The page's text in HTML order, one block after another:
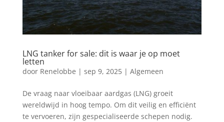
LNG tanker for sale: dit is waar je op moet
letten
door Renelobbe | sep 9, 2025| Algemeen
De vraag naar vloeibaar aardgas (LNG) groeit
wereldwijd in hoog tempo. Om dit veilig en efficiënt
te vervoeren, zijn gespecialiseerde schepen nodig.